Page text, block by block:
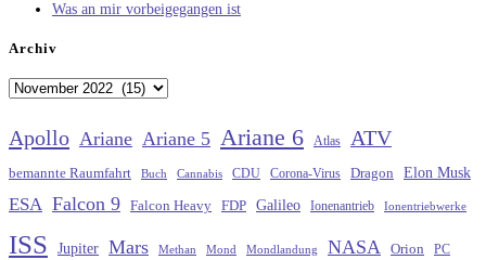
Was an mir vorbeigegangen ist
Archiv
Archiv
Apollo Ariane Ariane 5 Ariane 6 Atlas ATV
bemannte Raumfahrt Buch Cannabis CDU Corona-Virus Dragon Elon Musk
ESA Falcon 9 Falcon Heavy FDP Galileo Ionenantrieb Ionentriebwerke
ISS Jupiter Mars Methan Mond Mondlandung NASA Orion PC